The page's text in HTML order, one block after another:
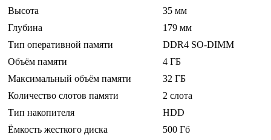
Высота
35 мм
Глубина
179 мм
Тип оперативной памяти
DDR4 SO-DIMM
Объём памяти
4 ГБ
Максимальный объём памяти
32 ГБ
Количество слотов памяти
2 слота
Тип накопителя
HDD
Ёмкость жесткого диска
500 Гб